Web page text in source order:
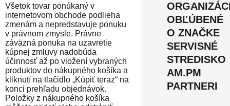
OBĽÚBENÉ
O ZNAČKE
SERVISNÉ
STREDISKO
AM.PM
PARTNERI
Všetok tovar ponúkaný v
internetovom obchode podlieha
zmenám a nepredstavuje ponuku
v právnom zmysle. Právne
záväzná ponuka na uzavretie
kúpnej zmluvy nadobúda
účinnosť až po vložení vybraných
produktov do nákupného košíka a
kliknutí na tlačidlo „Kúpiť teraz“ na
konci prehľadu objednávok.
Položky z nákupného košíka